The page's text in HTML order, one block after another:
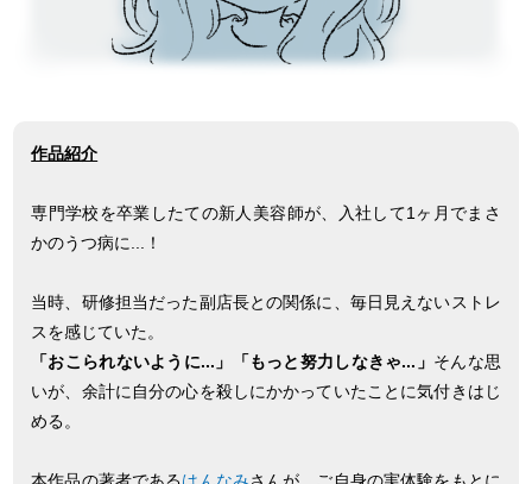
作品紹介
専門学校を卒業したての新人美容師が、入社して1ヶ月でまさ
かのうつ病に...！
当時、研修担当だった副店長との関係に、毎日見えないストレ
スを感じていた。
「おこられないように...」「もっと努力しなきゃ...」 そんな思
いが、余計に自分の心を殺しにかかっていたことに気付きはじ
める。